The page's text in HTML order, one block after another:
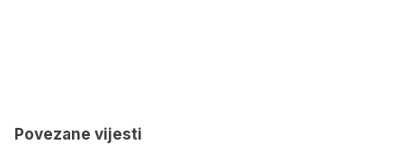
Povezane vijesti